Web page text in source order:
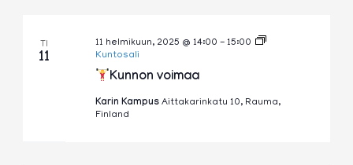
TI
11
Kunnon voimaa
11 helmikuun, 2025 @ 14:00 - 15:00
Kuntosali
Karin Kampus Aittakarinkatu 10, Rauma,
Finland